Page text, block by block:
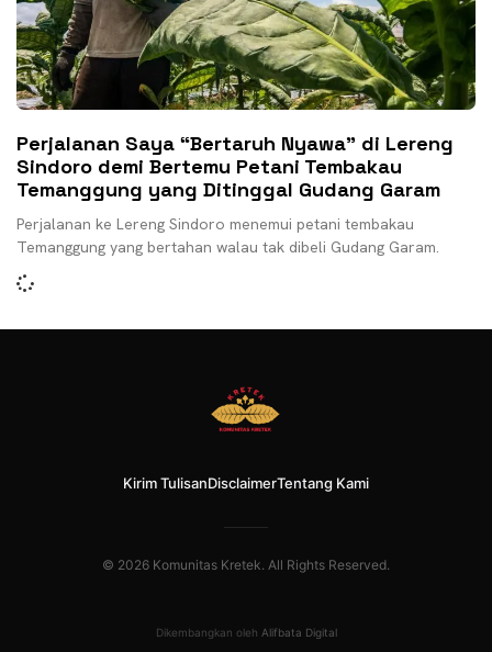
Perjalanan Saya “Bertaruh Nyawa” di Lereng
Sindoro demi Bertemu Petani Tembakau
Temanggung yang Ditinggal Gudang Garam
Perjalanan ke Lereng Sindoro menemui petani tembakau
Temanggung yang bertahan walau tak dibeli Gudang Garam.
Kirim TulisanDisclaimerTentang Kami
© 2026 Komunitas Kretek. All Rights Reserved.
Dikembangkan oleh Alifbata Digital